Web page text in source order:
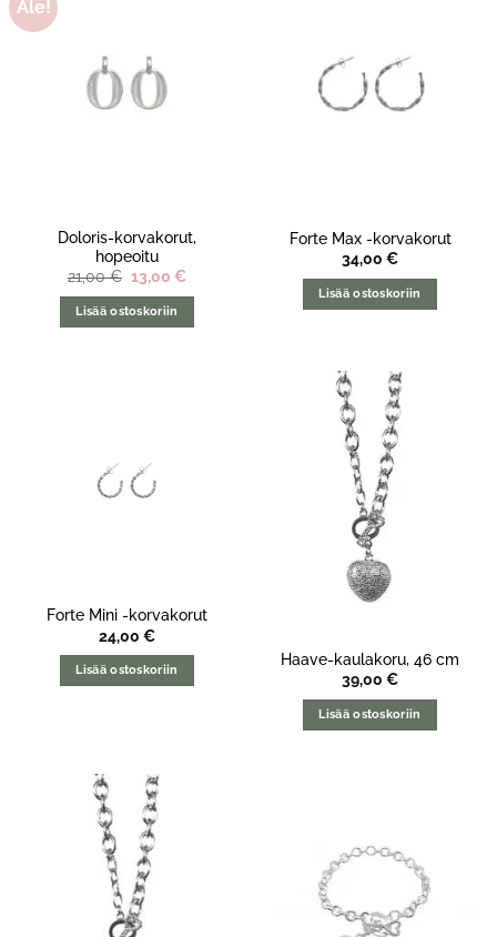
Ale!
Doloris-korvakorut,
hopeoitu
21,00€ Alkuperäinen
hinta
oli:
21,00 €.
13,00€
Lisää ostoskoriin
Forte Max -korvakorut
34,00 €
Lisää ostoskoriin
Forte Mini -korvakorut
24,00 €
Lisää ostoskoriin
Haave-kaulakoru, 46 cm
39,00 €
Lisää ostoskoriin